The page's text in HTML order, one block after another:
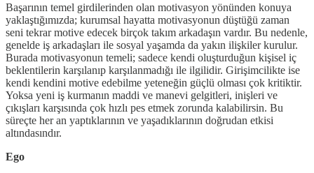
Başarının temel girdilerinden olan motivasyon yönünden konuya
yaklaştığımızda; kurumsal hayatta motivasyonun düştüğü zaman
seni tekrar motive edecek birçok takım arkadaşın vardır. Bu nedenle,
genelde iş arkadaşları ile sosyal yaşamda da yakın ilişkiler kurulur.
Burada motivasyonun temeli; sadece kendi oluşturduğun kişisel iç
beklentilerin karşılanıp karşılanmadığı ile ilgilidir. Girişimcilikte ise
kendi kendini motive edebilme yeteneğin güçlü olması çok kritiktir.
Yoksa yeni iş kurmanın maddi ve manevi gelgitleri, inişleri ve
çıkışları karşısında çok hızlı pes etmek zorunda kalabilirsin. Bu
süreçte her an yaptıklarının ve yaşadıklarının doğrudan etkisi
altındasındır.
Ego